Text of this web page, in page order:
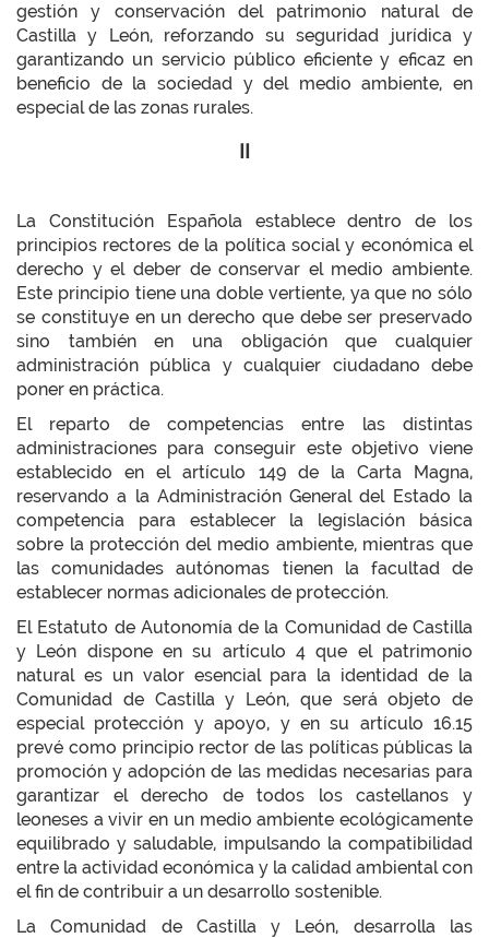
gestión y conservación del patrimonio natural de
Castilla y León, reforzando su seguridad jurídica y
garantizando un servicio público eficiente y eficaz en
beneficio de la sociedad y del medio ambiente, en
especial de las zonas rurales.
II
La Constitución Española establece dentro de los
principios rectores de la política social y económica el
derecho y el deber de conservar el medio ambiente.
Este principio tiene una doble vertiente, ya que no sólo
se constituye en un derecho que debe ser preservado
sino también en una obligación que cualquier
administración pública y cualquier ciudadano debe
poner en práctica.
El reparto de competencias entre las distintas
administraciones para conseguir este objetivo viene
establecido en el artículo 149 de la Carta Magna,
reservando a la Administración General del Estado la
competencia para establecer la legislación básica
sobre la protección del medio ambiente, mientras que
las comunidades autónomas tienen la facultad de
establecer normas adicionales de protección.
El Estatuto de Autonomía de la Comunidad de Castilla
y León dispone en su artículo 4 que el patrimonio
natural es un valor esencial para la identidad de la
Comunidad de Castilla y León, que será objeto de
especial protección y apoyo, y en su artículo 16.15
prevé como principio rector de las políticas públicas la
promoción y adopción de las medidas necesarias para
garantizar el derecho de todos los castellanos y
leoneses a vivir en un medio ambiente ecológicamente
equilibrado y saludable, impulsando la compatibilidad
entre la actividad económica y la calidad ambiental con
el fin de contribuir a un desarrollo sostenible.
La Comunidad de Castilla y León, desarrolla las